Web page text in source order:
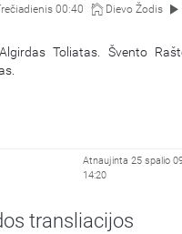
00:40 Dievo Žodis
Toliatas. Švento
Atnaujinta 25 spalio
14:20
transliacijos